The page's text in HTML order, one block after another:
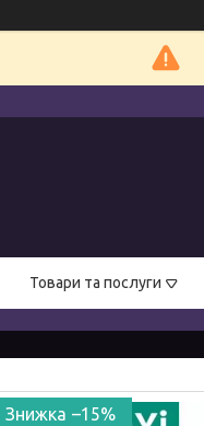
Товари та послуги
–15%